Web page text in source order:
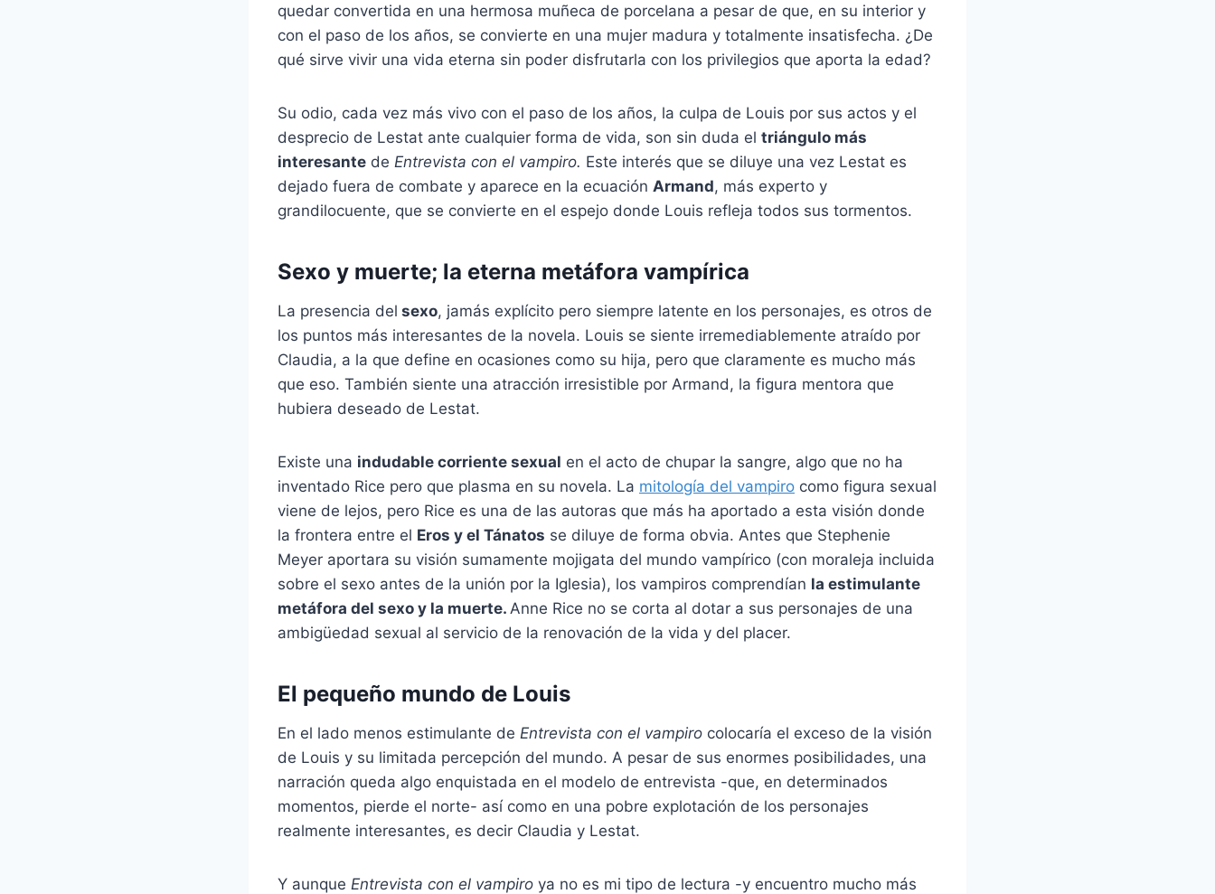
quedar convertida en una hermosa muñeca de porcelana a pesar de que, en su interior y
con el paso de los años, se convierte en una mujer madura y totalmente insatisfecha. ¿De
qué sirve vivir una vida eterna sin poder disfrutarla con los privilegios que aporta la edad?
Su odio, cada vez más vivo con el paso de los años, la culpa de Louis por sus actos y el
desprecio de Lestat ante cualquier forma de vida, son sin duda el triángulo más
interesante de Entrevista con el vampiro. Este interés que se diluye una vez Lestat es
dejado fuera de combate y aparece en la ecuación Armand, más experto y
grandilocuente, que se convierte en el espejo donde Louis refleja todos sus tormentos.
Sexo y muerte; la eterna metáfora vampírica
La presencia del sexo, jamás explícito pero siempre latente en los personajes, es otros de
los puntos más interesantes de la novela. Louis se siente irremediablemente atraído por
Claudia, a la que define en ocasiones como su hija, pero que claramente es mucho más
que eso. También siente una atracción irresistible por Armand, la figura mentora que
hubiera deseado de Lestat.
Existe una indudable corriente sexual en el acto de chupar la sangre, algo que no ha
inventado Rice pero que plasma en su novela. La mitología del vampiro como figura sexual
viene de lejos, pero Rice es una de las autoras que más ha aportado a esta visión donde
la frontera entre el Eros y el Tánatos se diluye de forma obvia. Antes que Stephenie
Meyer aportara su visión sumamente mojigata del mundo vampírico (con moraleja incluida
sobre el sexo antes de la unión por la Iglesia), los vampiros comprendían la estimulante
metáfora del sexo y la muerte. Anne Rice no se corta al dotar a sus personajes de una
ambigüedad sexual al servicio de la renovación de la vida y del placer.
El pequeño mundo de Louis
En el lado menos estimulante de Entrevista con el vampiro colocaría el exceso de la visión
de Louis y su limitada percepción del mundo. A pesar de sus enormes posibilidades, una
narración queda algo enquistada en el modelo de entrevista -que, en determinados
momentos, pierde el norte- así como en una pobre explotación de los personajes
realmente interesantes, es decir Claudia y Lestat.
Y aunque Entrevista con el vampiro ya no es mi tipo de lectura -y encuentro mucho más